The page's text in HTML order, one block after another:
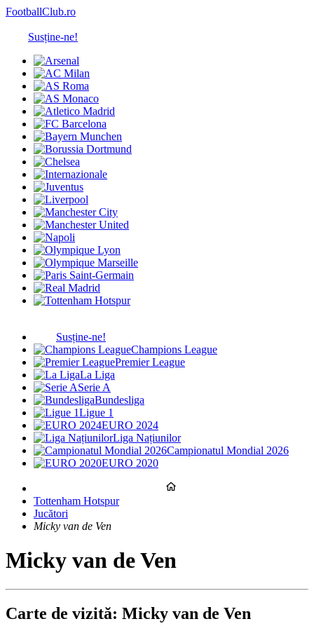
FootballClub.ro
Susține-ne!
Susține-ne!
Champions League
Premier League
La Liga
Serie A
Bundesliga
Ligue 1
EURO 2024
Liga Națiunilor
Campionatul Mondial 2026
EURO 2020
Tottenham Hotspur
Jucători
Micky van de Ven
Micky van de Ven
Carte de vizită: Micky van de Ven